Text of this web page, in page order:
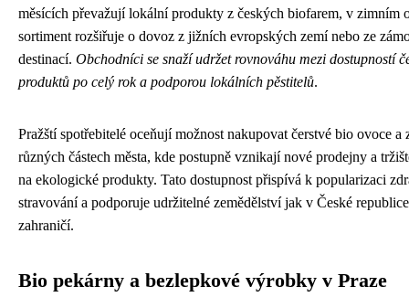
měsících převažují lokální produkty z českých biofarem, v zimním
sortiment rozšiřuje o dovoz z jižních evropských zemí nebo ze
destinací. Obchodníci se snaží udržet rovnováhu mezi dostupností
produktů po celý rok a podporou lokálních pěstitelů.
Pražští spotřebitelé oceňují možnost nakupovat čerstvé bio ovoce a
různých částech města, kde postupně vznikají nové prodejny a
na ekologické produkty. Tato dostupnost přispívá k popularizaci
stravování a podporuje udržitelné zemědělství jak v České
zahraničí.
Bio pekárny a bezlepkové výrobky v Praze